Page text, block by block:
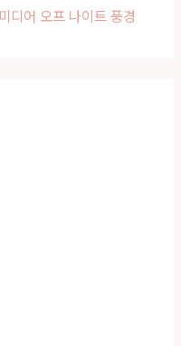
디어 오프 나이트 풍경